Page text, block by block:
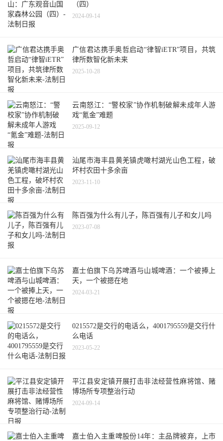
（四）
2024-09-14
广信君达携手奥哲启动“律智iETR”项目，共筑
律所数智化新未来
2025-10-28
云南怒江：“警校家”协作机制破解未成年人游
戏“氪金”难题
2025-09-12
汕尾市海丰县黄羌镇虎噉村湖光山色工程，破
坏村农田十多余亩
2023-11-10
陈百强为什么有儿子，陈百强有儿子和女儿吗
2023-07-08
嘉士伯旗下乌苏啤酒与山城啤酒：一个被捧上
天，一个被摁在地
2024-03-21
0215572是交行的电话么，4001795559是交行什
么电话
2023-05-22
平江县安定镇开展打击非法经营性麻将馆、赌
博场所专项整治行动
2024-09-14
嘉士伯入主重啤股份14年：主品牌被弃，上市